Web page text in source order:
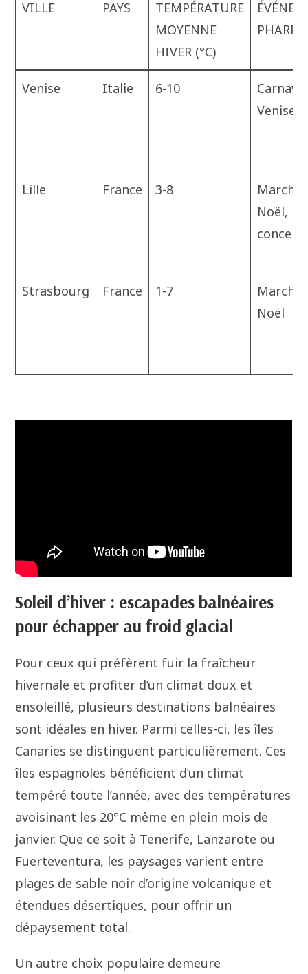
VILLE PAYS
TEMPÉRATURE
MOYENNE
HIVER (°C)
PHARES
Venise Italie 6-10
Venise
Lille France 3-8
Noël,
Strasbourg France 1-7
Marché
Noël
Soleil d’hiver : escapades balnéaires
pour échapper au froid glacial
Pour ceux qui préfèrent fuir la fraîcheur
hivernale et profiter d’un climat doux et
ensoleillé, plusieurs destinations balnéaires
sont idéales en hiver. Parmi celles-ci, les îles
Canaries se distinguent particulièrement. Ces
îles espagnoles bénéficient d’un climat
tempéré toute l’année, avec des températures
avoisinant les 20°C même en plein mois de
janvier. Que ce soit à Tenerife, Lanzarote ou
Fuerteventura, les paysages varient entre
plages de sable noir d’origine volcanique et
étendues désertiques, pour offrir un
dépaysement total.
Un autre choix populaire demeure